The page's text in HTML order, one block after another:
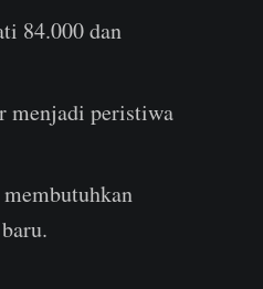
84.000 dan
menjadi peristiwa